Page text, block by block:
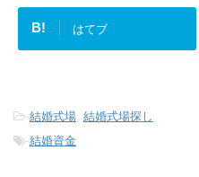
B! はてブ
-結婚式場, 結婚式場探し
-結婚資金